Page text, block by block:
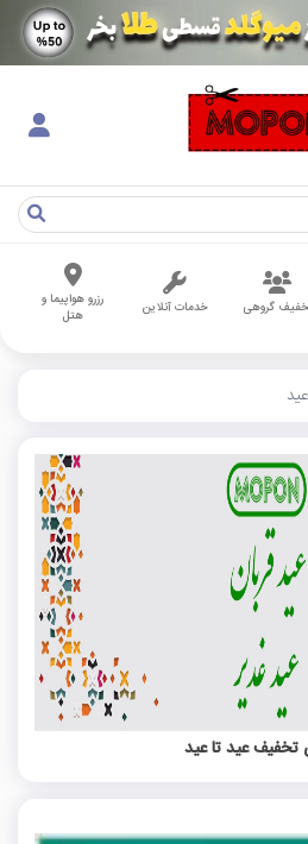
گروهی خدمات آنلاین
رزرو هواپیما و
هتل
عید تا عید